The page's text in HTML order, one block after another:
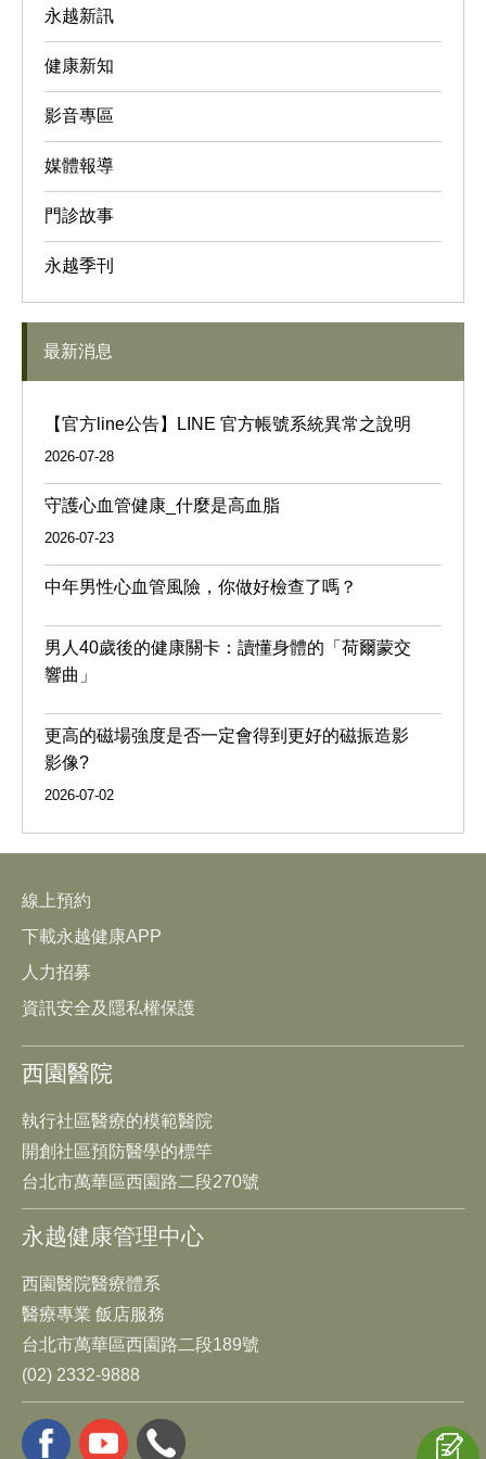
永越新訊
健康新知
影音專區
媒體報導
門診故事
永越季刊
最新消息
【官方line公告】LINE 官方帳號系統異常之說明
2026-07-28
守護心血管健康_什麼是高血脂
2026-07-23
中年男性心血管風險，你做好檢查了嗎？
男人40歲後的健康關卡：讀懂身體的「荷爾蒙交
響曲」
更高的磁場強度是否一定會得到更好的磁振造影
影像?
2026-07-02
線上預約
下載永越健康APP
人力招募
資訊安全及隱私權保護
西園醫院
執行社區醫療的模範醫院
開創社區預防醫學的標竿
台北市萬華區西園路二段270號
永越健康管理中心
西園醫院醫療體系
醫療專業 飯店服務
台北市萬華區西園路二段189號
(02) 2332-9888